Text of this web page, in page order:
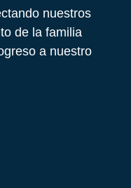
nuestros
de la familia
a nuestro